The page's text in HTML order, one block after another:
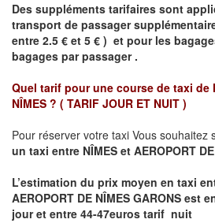
Des suppléments tarifaires sont
transport de passager
entre 2.5 € et 5 € ) et pour les
bagages par passager .
Quel tarif pour une course de taxi de
NÎMES ? ( TARIF JOUR ET NUIT )
Pour réserver votre taxi Vous souhaitez
un taxi entre NÎMES et AEROPORT
L’estimation du prix moyen en taxi
AEROPORT DE NÎMES GARONS est
jour et entre 44-47euros tarif nuit